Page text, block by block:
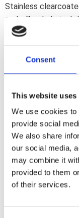
Consent
This website uses
We use cookies
provide social
We also share
our social media,
may combine it
provided to them
of their services.
Stainless
ends. Ready to
stock applications.
Premium kit;
Dela med dig
a
c
e
b
o
o
k
Omdömen